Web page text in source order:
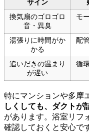
サイン
換気扇のゴロゴロ
音・異臭
モ
湯張りに時間がか
かる
配
追いだきの温まり
が遅い
循
特にマンションや多摩
しくしても、ダクトが
があります。浴室リフ
確認しておくと安心で